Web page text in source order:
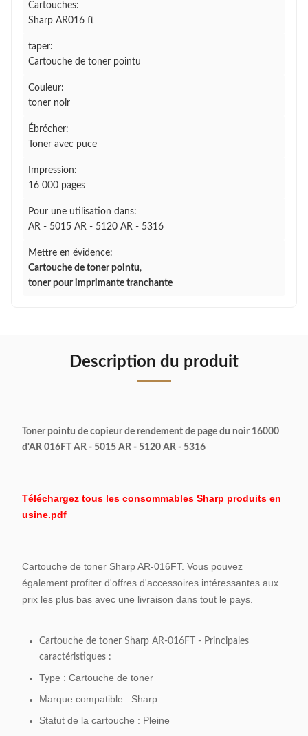
Cartouches:
Sharp AR016 ft
taper:
Cartouche de toner pointu
Couleur:
toner noir
Ébrécher:
Toner avec puce
Impression:
16 000 pages
Pour une utilisation dans:
AR - 5015 AR - 5120 AR - 5316
Mettre en évidence:
Cartouche de toner pointu,
toner pour imprimante tranchante
Description du produit
Toner pointu de copieur de rendement de page du noir 16000
d'AR 016FT AR - 5015 AR - 5120 AR - 5316
Téléchargez tous les consommables Sharp produits en
usine.pdf
Cartouche de toner Sharp AR-016FT. Vous pouvez
également profiter d'offres d'accessoires intéressantes aux
prix les plus bas avec une livraison dans tout le pays.
Cartouche de toner Sharp AR-016FT - Principales
caractéristiques :
Type : Cartouche de toner
Marque compatible : Sharp
Statut de la cartouche : Pleine